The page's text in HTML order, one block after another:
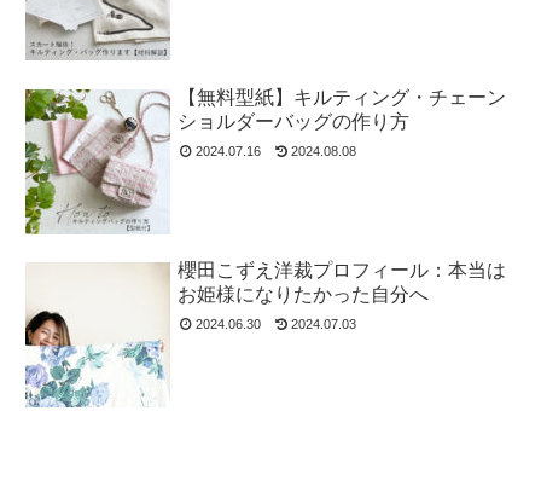
【無料型紙】キルティング・チェーン
ショルダーバッグの作り方
2024.07.16 2024.08.08
櫻田こずえ洋裁プロフィール：本当は
お姫様になりたかった自分へ
2024.06.30 2024.07.03